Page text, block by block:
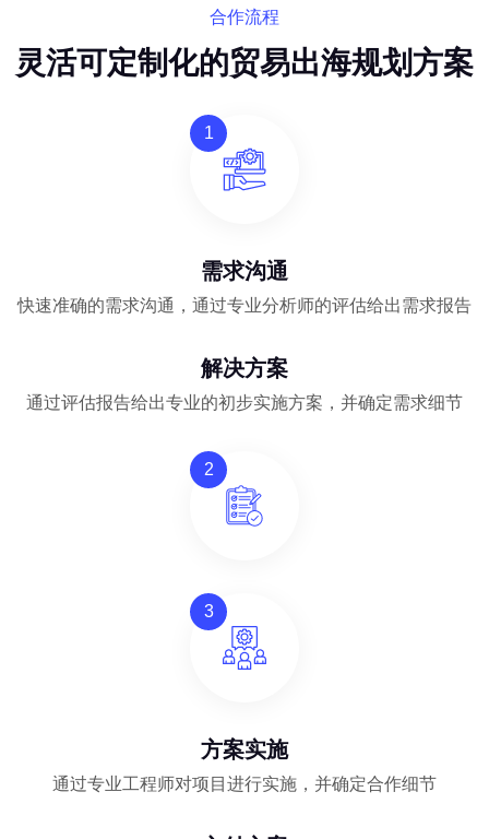
合作流程
灵活可定制化的贸易出海规划方案
1
需求沟通
快速准确的需求沟通，通过专业分析师的评估给出需求报告
解决方案
通过评估报告给出专业的初步实施方案，并确定需求细节
2
3
方案实施
通过专业工程师对项目进行实施，并确定合作细节